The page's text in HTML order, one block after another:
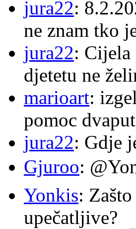
jura22:
ne znam tko
jura22: Cijela
djetetu ne
marioart:
pomoc
jura22: Gdje
Gjuroo:
Yonkis:
upečatljive?